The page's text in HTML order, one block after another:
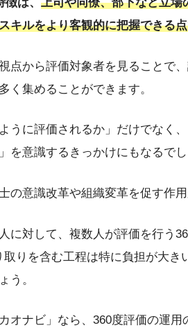
キルをより客観的に把握できる
点から評価対象者を見ることで
く集めることができます。
うに評価されるか」だけでなく
を意識するきっかけにもなるでし
の意識改革や組織変革を促す作
に対して、複数人が評価を行う
りを含む工程は特に負担が大
う。
オナビ」なら、360度評価の運用